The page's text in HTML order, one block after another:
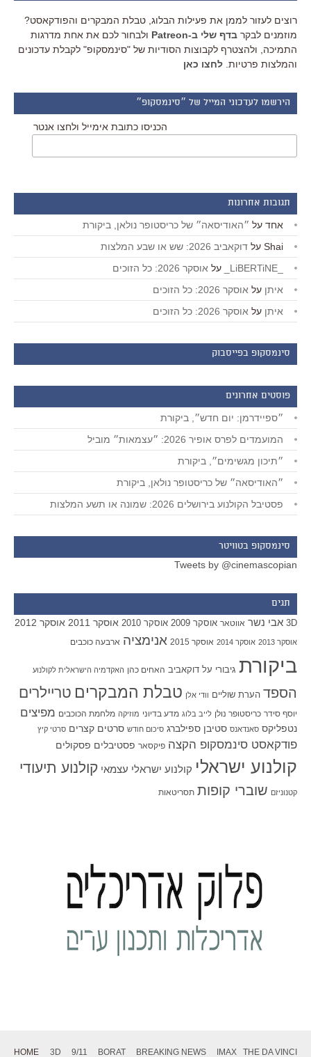
רוצים לעזור לממן את פעילות הבלוג, טבלת המבקרים והפודקאסט?
מוזמנים לבקר בדף שלי ב-Patreon
ולבחור לכם את אחת מדרגות
התמיכה, ולהצטרף לקבוצות הסודיות של "סינמסקופ" לקבלת עדכונים
והמלצות פרטיות. לחצו כאן
הירשמו לעדכוני המייל של ״סינמסקופ״
הכניסו כתובת אימייל ולחצו אנטר
תגובות אחרונות
אחד על ״האודיסאה״ של כריסטופר נולאן, ביקורת
Shai על דוקאביב 2026: שש או שבע המלצות
על אוסקר 2026: כל הזוכים
איתן על אוסקר 2026: כל הזוכים
איתן על אוסקר 2026: כל הזוכים
סינמסקופ בפייסבוק
פוסטים אחרונים
״ספיידרמן: יום חדש״, ביקורת
המועמדים לפרס אופיר 2026: ״עצמאות״ מוביל
״תיכון מגשימים״, ביקורת
״האודיסאה״ של כריסטופר נולאן, ביקורת
פסטיבל הקולנוע בירושלים 2026: שמונה או תשע המלצות
סינמסקופ בטוויטר
Tweets by @cinemascopian
תגים
3D אבי נשר אווטאר אוסקר 2009 אוסקר 2010 אוסקר 2011 אוסקר 2012
אוסקר 2013 אוסקר 2014 אוסקר 2015 אנימציה ארבעה כוכבים
ביקורת גיבורי על דוקאביב האחים כהן האקדמיה הישראלית לקולנוע
הספד הערת שוליים וודי אלן טבלת המבקרים טריילרים
יוסף סידר כריסטופר נולן לייב בלוג מדע בדיוני מוזיקה מלחמת הכוכבים מפיצים
נטפליקס סאנדאנס סטיבן ספילברג סיכום חודש סרטים קצרים סרטי קיץ
פודקאסט סינמסקופ הקצה פיקסאר פסטיבלים פסקולים
קולנוע ישראלי קולנוע ישראלי עצמאי קולנוע תיעודי
קטנוניזם שוברי קופות תסריטאות
HOME 3D 9/11 BORAT BREAKING NEWS IMAX THE DA VINCI